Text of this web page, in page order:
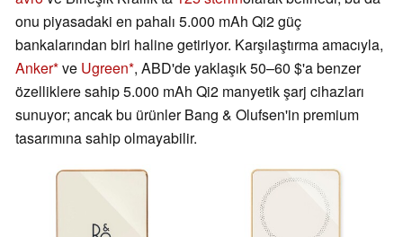
onu piyasadaki en pahalı 5.000 mAh Qi2 güç
bankalarından biri haline getiriyor. Karşılaştırma amacıyla,
Anker ve Ugreen , ABD'de yaklaşık 50–60 $'a benzer
özelliklere sahip 5.000 mAh Qi2 manyetik şarj cihazları
sunuyor; ancak bu ürünler Bang & Olufsen'in premium
tasarımına sahip olmayabilir.